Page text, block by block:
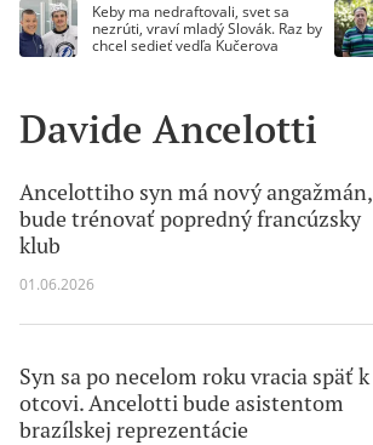
Keby ma nedraftovali, svet sa
nezrúti, vraví mladý Slovák. Raz by
chcel sedieť vedľa Kučerova
Davide Ancelotti
Ancelottiho syn má nový angažmán,
bude trénovať popredný francúzsky
klub
01.06.2026
Syn sa po necelom roku vracia späť k
otcovi. Ancelotti bude asistentom
brazílskej reprezentácie